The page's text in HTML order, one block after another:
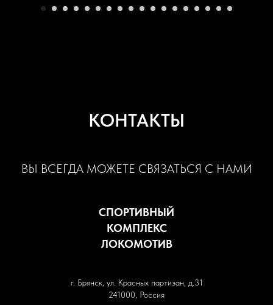
КОНТАКТЫ
ВЫ ВСЕГДА МОЖЕТЕ СВЯЗАТЬСЯ С НАМИ
СПОРТИВНЫЙ
КОМПЛЕКС
ЛОКОМОТИВ
г. Брянск, ул. Красных партизан, д.31
241000, Россия